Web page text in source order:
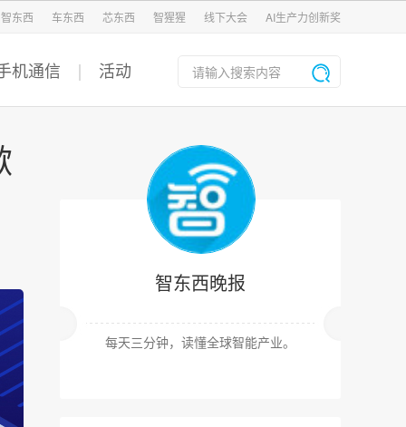
智东西 车东西 芯东西 智猩猩 线下大会 AI生产力创新奖
机通信 活动
智东西晚报
每天三分钟，读懂全球智能产业。